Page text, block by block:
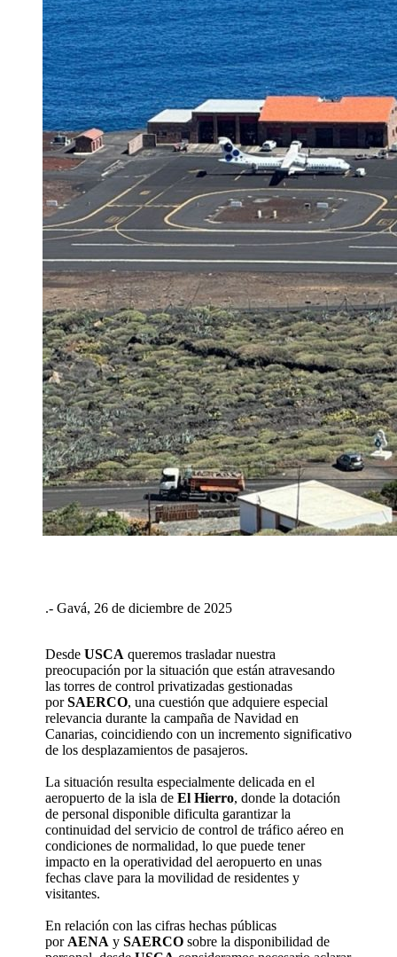
.- Gavá, 26 de diciembre de 2025
Desde USCA queremos trasladar nuestra
preocupación por la situación que están atravesando
las torres de control privatizadas gestionadas
porSAERCO, una cuestión que adquiere especial
relevancia durante la campaña de Navidad en
Canarias, coincidiendo con un incremento significativo
de los desplazamientos de pasajeros.
La situación resulta especialmente delicada en el
aeropuerto de la isla de El Hierro, donde la dotación
de personal disponible dificulta garantizar la
continuidad del servicio de control de tráfico aéreo en
condiciones de normalidad, lo que puede tener
impacto en la operatividad del aeropuerto en unas
fechas clave para la movilidad de residentes y
visitantes.
En relación con las cifras hechas públicas
por AENA y SAERCO sobre la disponibilidad de